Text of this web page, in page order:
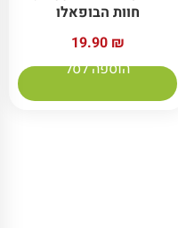
חוות הבופאלו
19.90 ₪
הוספה לסל